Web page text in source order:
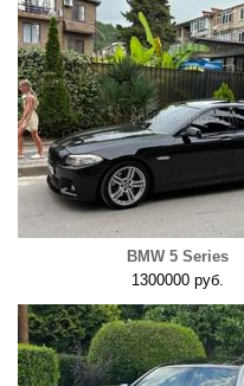
BMW 5 Series
1300000 руб.